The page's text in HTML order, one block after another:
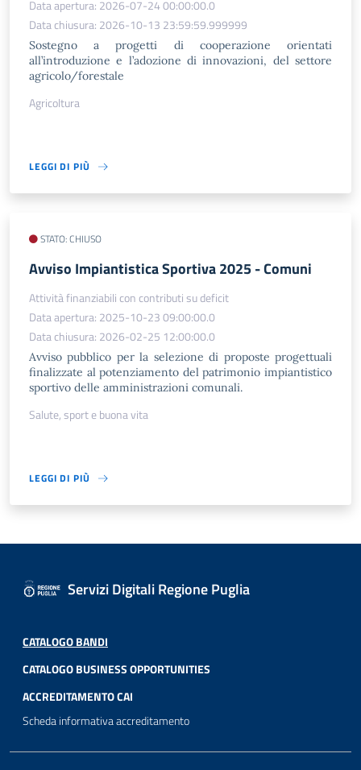
Data apertura: 2026-07-24 00:00:00.0
Data chiusura: 2026-10-13 23:59:59.999999
Sostegno a progetti di cooperazione orientati
all’introduzione e l’adozione di innovazioni, del settore
agricolo/forestale
Agricoltura
LEGGI DI PIÙ
STATO: CHIUSO
Avviso Impiantistica Sportiva 2025 - Comuni
Attività finanziabili con contributi su deficit
Data apertura: 2025-10-23 09:00:00.0
Data chiusura: 2026-02-25 12:00:00.0
Avviso pubblico per la selezione di proposte progettuali
finalizzate al potenziamento del patrimonio impiantistico
sportivo delle amministrazioni comunali.
Salute, sport e buona vita
LEGGI DI PIÙ
Servizi Digitali Regione Puglia
CATALOGO BANDI
CATALOGO BUSINESS OPPORTUNITIES
ACCREDITAMENTO CAI
Scheda informativa accreditamento